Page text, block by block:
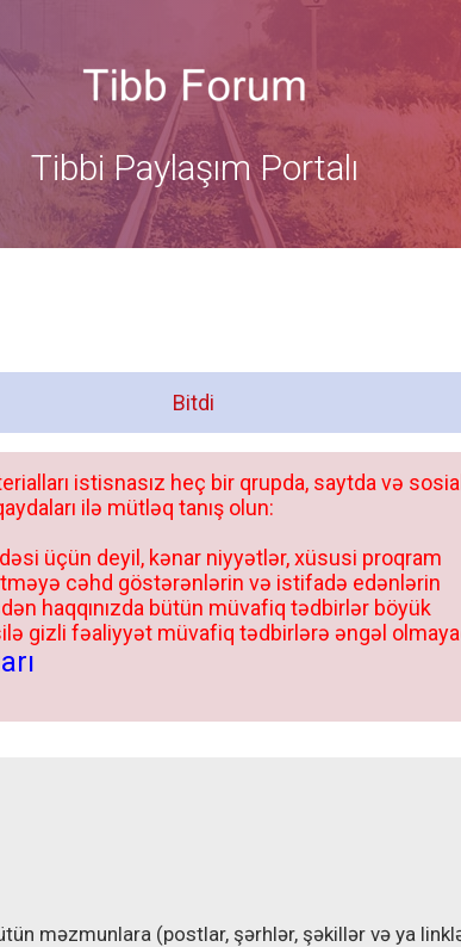
Tibbi Paylaşım Portalı
Bitdi
istisnasız heç bir qrupda, saytda və sosial
ilə mütləq tanış olun:
üçün deyil, kənar niyyətlər, xüsusi proqram
cəhd göstərənlərin və istifadə edənlərin
haqqınızda bütün müvafiq tədbirlər böyük
gizli fəaliyyət müvafiq tədbirlərə əngəl
məzmunlara (postlar, şərhlər, şəkillər və ya